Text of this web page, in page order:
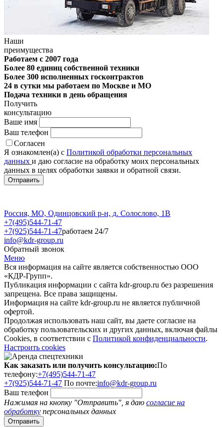
Наши
преимущества
Работаем с 2007 года
Более 80 единиц собственной техники
Более 300 исполненных госконтрактов
24 в сутки мы работаем по Москве и МО
Подача техники в день обращения
Получить
консультацию
Ваше имя
Ваш телефон
Согласен
Я ознакомлен(а) с Политикой обработки персональных
данных и даю согласие на обработку моих персональных
данных в целях обработки заявки и обратной связи.
Россия, МО, Одинцовский р-н, д. Солослово, 1В
+7(495)544-71-47
+7(925)544-71-47работаем 24/7
info@kdr-group.ru
Обратный звонок
Меню
Вся информация на сайте является собственностью ООО
«КДР-Групп».
Публикация информации с сайта kdr-group.ru без разрешения
запрещена. Все права защищены.
Информация на сайте kdr-group.ru не является публичной
офертой.
Продолжая использовать наш сайт, вы даете согласие на
обработку пользовательских и других данных, включая файлы
Cookies, в соответствии с Политикой конфиденциальности.
Настроить cookies
Как заказать или получить консультацию:По
телефону:+7(495)544-71-47
+7(925)544-71-47 По почте:info@kdr-group.ru
Ваш телефон
Нажимая на кнопку "Отправить", я даю согласие на
обработку персональных данных